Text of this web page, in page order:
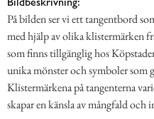
På bilden ser vi ett tangentbord
med hjälp av olika klistermärken
som finns tillgänglig hos
unika mönster och symboler
Klistermärkena på tangenterna
skapar en känsla av mångfald